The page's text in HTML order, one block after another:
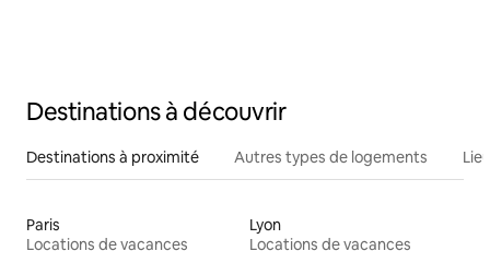
Destinations à découvrir
Destinations à proximité Autres types de logements
Paris
Locations de vacances
Lyon
Locations de vacances